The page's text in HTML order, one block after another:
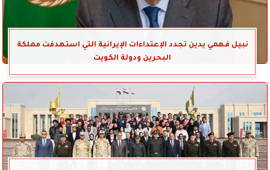
نبيل فهمي يدين تجدد الإعتداءات الإيرانية التي استهدفت مملكة
البحرين ودولة الكويت